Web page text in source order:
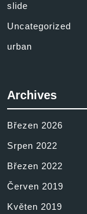
slide
Uncategorized
urban
Archives
Březen 2026
Srpen 2022
Březen 2022
Červen 2019
Květen 2019